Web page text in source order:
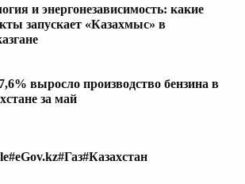
и энергонезависимость: какие
запускает «Казахмыс» в
выросло производство бензина в
за май
#eGov.kz#Газ#Казахстан